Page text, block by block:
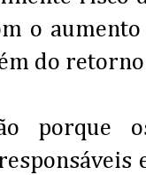
o
do
porque